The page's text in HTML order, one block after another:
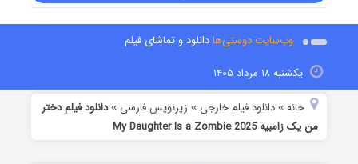
وب‌سایت دوستی‌هادانلود و تماشای فیلم
یکشنبه ۱۸ مرداد ۱۴۰۵
خانه »دانلود فیلم خارجی » زیرنویس فارسی »دانلود فیلم دختر
من یک زامبیه My Daughter Is a Zombie 2025